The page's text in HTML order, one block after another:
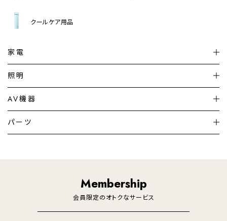
クールケア用品
家電
加湿器・空気清浄機
暖房機 掃除機
調理家電 生活家電
照明
シーリングライト
デスクライト
AV機器
テレビ
パーツ
Membership
会員限定のオトクなサービス